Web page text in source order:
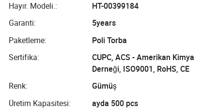
Hayır. Modeli.:
HT-00399184
Garanti:
5years
Paketleme:
Poli Torba
Sertifika:
CUPC, ACS - Amerikan Kimya
Derneği, ISO9001, RoHS, CE
Renk:
Gümüş
Üretim Kapasitesi:
ayda 500 pcs